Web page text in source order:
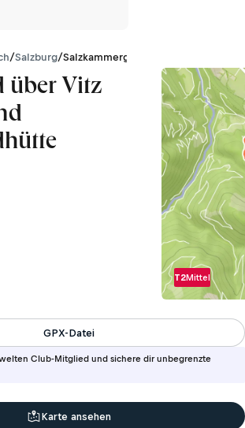
/Salzburg/Salzkammergut-Berge
über Vitz
T2Mittel
Club-Mitglied und sichere dir unbegrenzte
GPX-Datei
Karte ansehen